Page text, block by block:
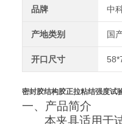
品牌 中
产地类别 国
开口尺寸
密封胶结构胶正拉粘结强度试
一、 产品简介
本夹具适用于